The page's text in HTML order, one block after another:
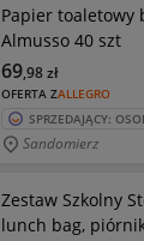
Papier toaletowy
Almusso 40 szt
OFERTA ZALLEGRO
69,98zł
SPRZEDAJĄCY:
Sandomierz
Zestaw Szkolny
lunch bag,